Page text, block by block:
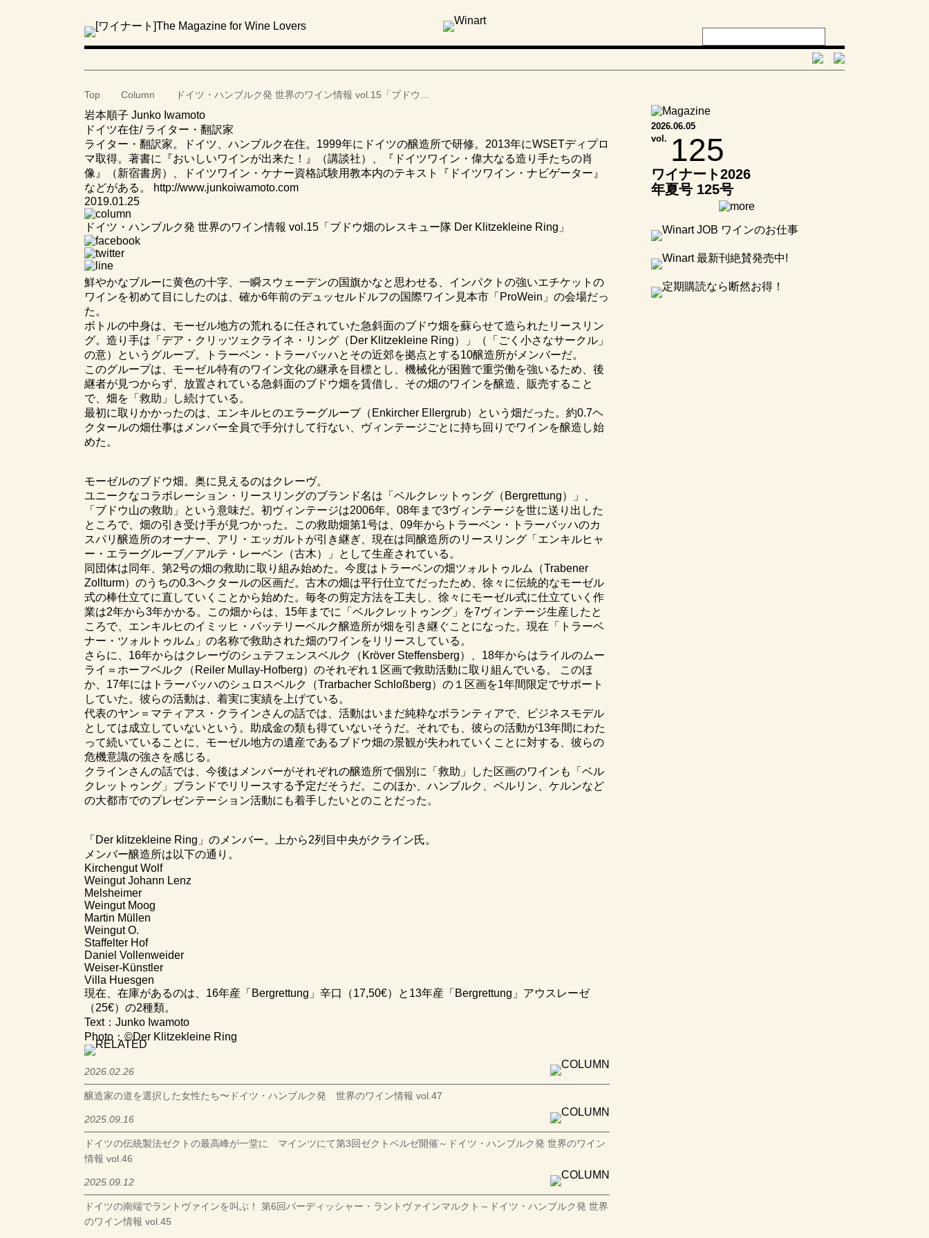
Top Column ドイツ・ハンブルク発 世界のワイン情報 vol.15「ブドウ…
2026.06.05
vol. 125
ワイナート2026
年夏号 125号
日本ワイン 中国
るワイナリーの
実力 ～多彩なブ
ドウが描く、そ
の個性
岩本順子 Junko Iwamoto
ドイツ在住/ ライター・翻訳家
ライター・翻訳家。ドイツ、ハンブルク在住。1999年にドイツの醸造所で研修。2013年にWSETディプロ
マ取得。著書に『おいしいワインが出来た！』（講談社）、『ドイツワイン・偉大なる造り手たちの肖
像』（新宿書房）、ドイツワイン・ケナー資格試験用教本内のテキスト『ドイツワイン・ナビゲーター』
などがある。 http://www.junkoiwamoto.com
2019.01.25
ドイツ・ハンブルク発 世界のワイン情報 vol.15「ブドウ畑のレスキュー隊 Der Klitzekleine Ring」
鮮やかなブルーに黄色の十字、一瞬スウェーデンの国旗かなと思わせる、インパクトの強いエチケットの
ワインを初めて目にしたのは、確か6年前のデュッセルドルフの国際ワイン見本市「ProWein」の会場だっ
た。
ボトルの中身は、モーゼル地方の荒れるに任されていた急斜面のブドウ畑を蘇らせて造られたリースリン
グ。造り手は「デア・クリッツェクライネ・リング（ Der Klitzekleine Ring）」（「ごく小さなサークル」
の意）というグループ。トラーベン・トラーバッハとその近郊を拠点とする10醸造所がメンバーだ。
このグループは、モーゼル特有のワイン文化の継承を目標とし、機械化が困難で重労働を強いるため、後
継者が見つからず、放置されている急斜面のブドウ畑を賃借し、その畑のワインを醸造、販売すること
で、畑を「救助」し続けている。
最初に取りかかったのは、エンキルヒのエラーグルーブ（Enkircher Ellergrub）という畑だった。約0.7ヘ
クタールの畑仕事はメンバー全員で手分けして行ない、ヴィンテージごとに持ち回りでワインを醸造し始
めた。
モーゼルのブドウ畑。奥に見えるのはクレーヴ。
ユニークなコラボレーション・リースリングのブランド名は「ベルクレットゥング（Bergrettung）」、
「ブドウ山の救助」という意味だ。初ヴィンテージは2006年。08年まで3ヴィンテージを世に送り出した
ところで、畑の引き受け手が見つかった。この救助畑第1号は、09年からトラーベン・トラーバッハのカ
スパリ醸造所のオーナー、アリ・エッガルトが引き継ぎ、現在は同醸造所のリースリング「エンキルヒャ
ー・エラーグルーブ／アルテ・レーベン（古木）」として生産されている。
同団体は同年、第2号の畑の救助に取り組み始めた。今度はトラーベンの畑ツォルトゥルム（Trabener
Zollturm）のうちの0.3ヘクタールの区画だ。古木の畑は平行仕立てだったため、徐々に伝統的なモーゼル
式の棒仕立てに直していくことから始めた。毎冬の剪定方法を工夫し、徐々にモーゼル式に仕立ていく作
業は2年から3年かかる。この畑からは、15年までに「ベルクレットゥング」を7ヴィンテージ生産したと
ころで、エンキルヒのイミッヒ・バッテリーベルク醸造所が畑を引き継ぐことになった。現在「トラーベ
ナー・ツォルトゥルム」の名称で救助された畑のワインをリリースしている。
さらに、16年からはクレーヴのシュテフェンスベルク（Kröver Steffensberg）、18年からはライルのムー
ライ＝ホーフベルク（Reiler Mullay-Hofberg）のそれぞれ１区画で救助活動に取り組んでいる。 このほ
か、17年にはトラーバッハのシュロスベルク（Trarbacher Schloßberg）の１区画を1年間限定でサポート
していた。彼らの活動は、着実に実績を上げている。
代表のヤン＝マティアス・クラインさんの話では、活動はいまだ純粋なボランティアで、ビジネスモデル
としては成立していないという。助成金の類も得ていないそうだ。それでも、彼らの活動が13年間にわた
って続いていることに、モーゼル地方の遺産であるブドウ畑の景観が失われていくことに対する、彼らの
危機意識の強さを感じる。
クラインさんの話では、今後はメンバーがそれぞれの醸造所で個別に「救助」した区画のワインも「ベル
クレットゥング」ブランドでリリースする予定だそうだ。このほか、ハンブルク、ベルリン、ケルンなど
の大都市でのプレゼンテーション活動にも着手したいとのことだった。
「Der klitzekleine Ring」のメンバー。上から2列目中央がクライン氏。
メンバー醸造所は以下の通り。
Kirchengut Wolf
Weingut Johann Lenz
Melsheimer
Weingut Moog
Martin Müllen
Weingut O.
Staffelter Hof
Daniel Vollenweider
Weiser-Künstler
Villa Huesgen
現在、在庫があるのは、16年産「Bergrettung」辛口（17,50€）と13年産「Bergrettung」アウスレーゼ
（25€）の2種類。
Text：Junko Iwamoto
Photo：©Der Klitzekleine Ring
2026.02.26
醸造家の道を選択した女性たち〜ドイツ・ハンブルク発 世界のワイン情報 vol.47
2025.09.16
ドイツの伝統製法ゼクトの最高峰が一堂に マインツにて第3回ゼクトベルゼ開催～ドイツ・ハンブルク発 世界のワイン
情報 vol.46
2025.09.12
ドイツの南端でラントヴァインを叫ぶ！ 第6回バーディッシャー・ラントヴァインマルクト～ドイツ・ハンブルク発 世界
のワイン情報 vol.45